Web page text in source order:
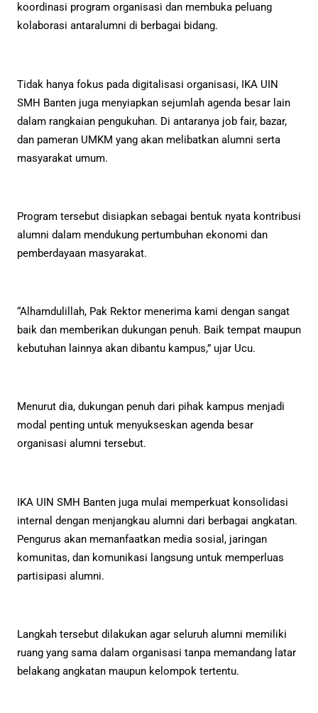
koordinasi program organisasi dan membuka peluang
kolaborasi antaralumni di berbagai bidang.
Tidak hanya fokus pada digitalisasi organisasi, IKA UIN
SMH Banten juga menyiapkan sejumlah agenda besar lain
dalam rangkaian pengukuhan. Di antaranya job fair, bazar,
dan pameran UMKM yang akan melibatkan alumni serta
masyarakat umum.
Program tersebut disiapkan sebagai bentuk nyata kontribusi
alumni dalam mendukung pertumbuhan ekonomi dan
pemberdayaan masyarakat.
“Alhamdulillah, Pak Rektor menerima kami dengan sangat
baik dan memberikan dukungan penuh. Baik tempat maupun
kebutuhan lainnya akan dibantu kampus,” ujar Ucu.
Menurut dia, dukungan penuh dari pihak kampus menjadi
modal penting untuk menyukseskan agenda besar
organisasi alumni tersebut.
IKA UIN SMH Banten juga mulai memperkuat konsolidasi
internal dengan menjangkau alumni dari berbagai angkatan.
Pengurus akan memanfaatkan media sosial, jaringan
komunitas, dan komunikasi langsung untuk memperluas
partisipasi alumni.
Langkah tersebut dilakukan agar seluruh alumni memiliki
ruang yang sama dalam organisasi tanpa memandang latar
belakang angkatan maupun kelompok tertentu.